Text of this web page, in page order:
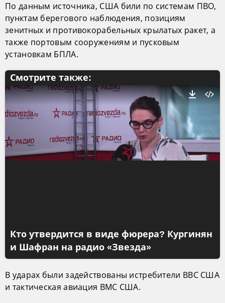
По данным источника, США били по системам ПВО,
пунктам берегового наблюдения, позициям
зенитных и противокорабельных крылатых ракет, а
также портовым сооружениям и пусковым
установкам БПЛА.
Смотрите также:
Кто утвердится в виде фюрера? Кургинян
и Шафран на радио «Звезда»
В ударах были задействованы истребители ВВС США
и тактическая авиация ВМС США.